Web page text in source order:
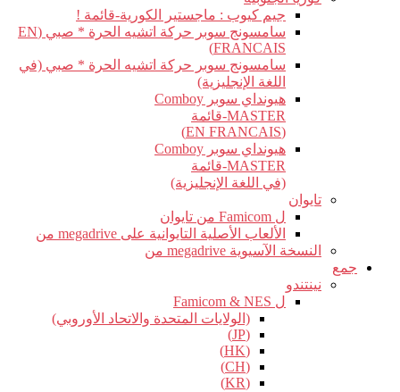
جيم كيوب : ماجستير الكورية-قائمة !
سامسونج سوبر حركة اتشيه الحرة * صبي (EN
FRANCAIS)
سامسونج سوبر حركة اتشيه الحرة * صبي (في
اللغة الإنجليزية)
هيونداي سوبر Comboy
MASTER-قائمة
(EN FRANCAIS)
هيونداي سوبر Comboy
MASTER-قائمة
(في اللغة الإنجليزية)
تايوان
ل Famicom من تايوان
الألعاب الأصلية التايوانية على megadrive من
النسخة الآسيوية megadrive من
جمع
نينتندو
ل Famicom & NES
(الولايات المتحدة والاتحاد الأوروبي)
(JP)
(HK)
(CH)
(KR)